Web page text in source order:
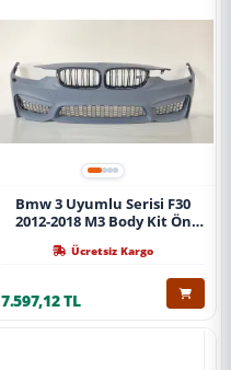
Bmw 3 Uyumlu Serisi F30
2012-2018 M3 Body Kit Ön
Ücretsiz Kargo
7.597,12 TL